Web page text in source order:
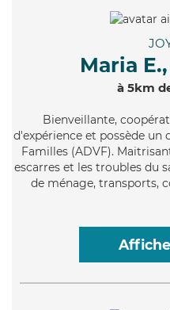
Maria E.,
à 5km
Bienveillante,
d'expérience et possède un
Familles (ADVF).
escarres et les troubles du
de ménage, transports,